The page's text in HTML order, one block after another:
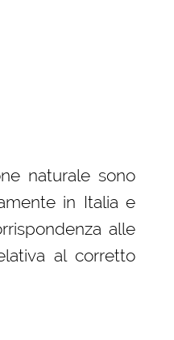
naturale sono
in Italia e
alle
al corretto